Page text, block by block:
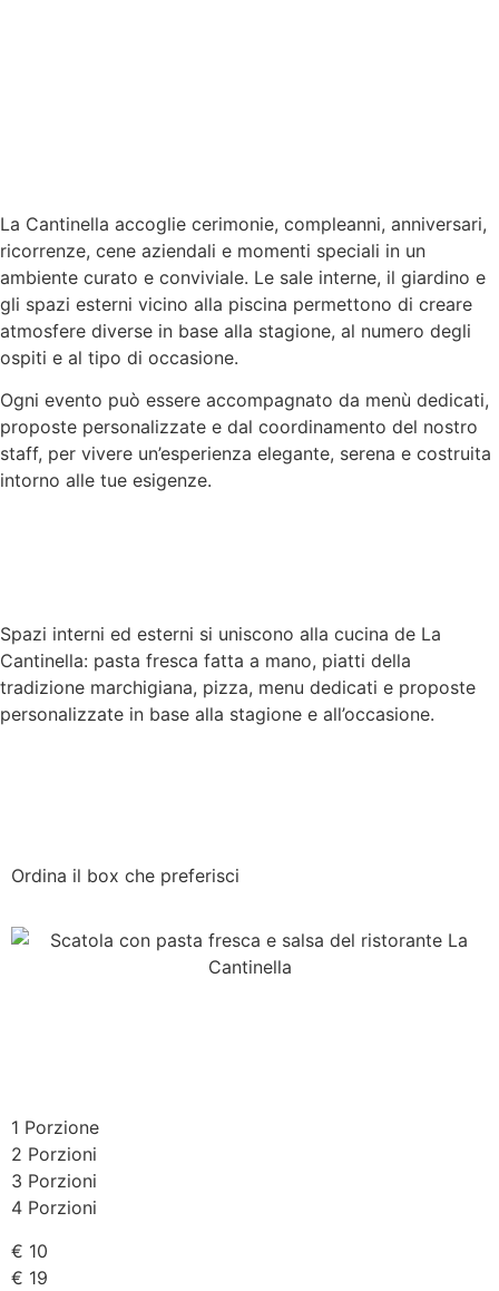
La Cantinella accoglie cerimonie, compleanni, anniversari,
ricorrenze, cene aziendali e momenti speciali in un
ambiente curato e conviviale. Le sale interne, il giardino e
gli spazi esterni vicino alla piscina permettono di creare
atmosfere diverse in base alla stagione, al numero degli
ospiti e al tipo di occasione.
Ogni evento può essere accompagnato da menù dedicati,
proposte personalizzate e dal coordinamento del nostro
staff, per vivere un’esperienza elegante, serena e costruita
intorno alle tue esigenze.
Spazi interni ed esterni si uniscono alla cucina de La
Cantinella: pasta fresca fatta a mano, piatti della
tradizione marchigiana, pizza, menu dedicati e proposte
personalizzate in base alla stagione e all’occasione.
Ordina il box che preferisci
1 Porzione
2 Porzioni
3 Porzioni
4 Porzioni
€ 10
€ 19